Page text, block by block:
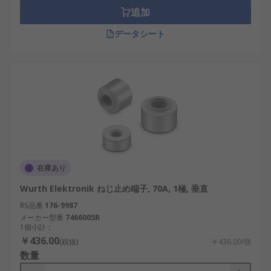
追加
データシート
在庫あり
Wurth Elektronik ねじ止め端子, 70A, 1極, 垂直
RS品番 176-9987
メーカー型番 7466005R
1個小計：
￥436.00(税抜) ￥436.00/個
数量